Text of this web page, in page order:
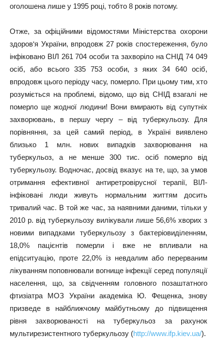
оголошена лише у 1995 році, тобто 8 років потому.
Отже, за офіційними відомостями Міністерства охорони
здоров‘я України, впродовж 27 років спостереження, було
інфіковано ВІЛ 261 704 особи та захворіло на СНІД 74 049
осіб, або всього 335 753 особи, з яких 34 640 осіб,
впродовж цього періоду часу, померло. При цьому тим, хто
розуміється на проблемі, відомо, що від СНІД взагалі не
померло ще жодної людини! Вони вмирають від супутніх
захворювань, в першу чергу – від туберкульозу. Для
порівняння, за цей самий період, в Україні виявлено
близько 1 млн. нових випадків захворювання на
туберкульоз, а не менше 300 тис. осіб померло від
туберкульозу. Водночас, досвід вказує на те, що, за умов
отримання ефективної антиретровірусної терапії, ВІЛ-
інфіковані люди живуть нормальним життям досить
тривалий час. В той же час, за наявними даними, тільки у
2010 р. від туберкульозу вилікували лише 56,6% хворих з
новими випадками туберкульозу з бактеріовиділенням,
18,0% пацієнтів померли і вже не впливали на
епідситуацію, проте 22,0% із невдалим або перерваним
лікуванням поповнювали вогнище інфекції серед популяції
населення, що, за свідченням головного позаштатного
фтизіатра МОЗ України академіка Ю. Фещенка, знову
призведе в найближчому майбутньому до підвищення
рівня захворюваності на туберкульоз за рахунок
мультирезистентного туберкульозу (http://www.ifp.kiev.ua/).